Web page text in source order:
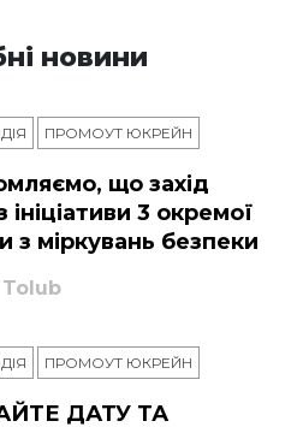
новини
ПРОМОУТ ЮКРЕЙН
що захід
3 окремої
з міркувань безпеки
Tolub
ПРОМОУТ ЮКРЕЙН
ДАТУ ТА